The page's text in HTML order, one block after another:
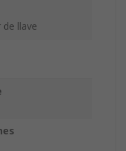
llave